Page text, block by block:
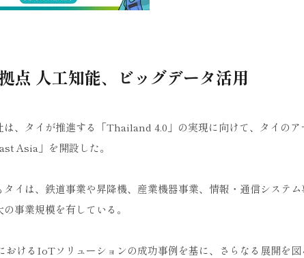
点 人工知能、ビッグデータ活用
、タイが推進する「Thailand 4.0」の実現に向けて、タイのア
Asia」を開設した。
イは、鉄道事業や昇降機、産業機器事業、情報・通信システ
事業規模を有している。
けるIoTソリューションの成功事例を基に、さらなる展開を